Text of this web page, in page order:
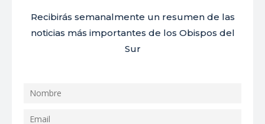
Recibirás semanalmente un resumen de las
noticias más importantes de los Obispos del
Sur